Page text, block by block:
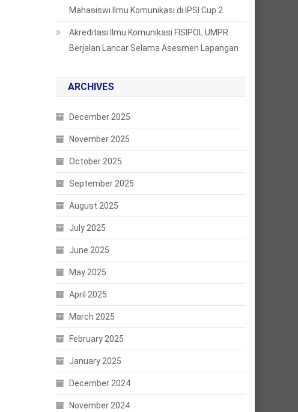
Mahasiswi Ilmu Komunikasi di IPSI Cup 2
Akreditasi Ilmu Komunikasi FISIPOL UMPR
Berjalan Lancar Selama Asesmen Lapangan
ARCHIVES
December 2025
November 2025
October 2025
September 2025
August 2025
July 2025
June 2025
May 2025
April 2025
March 2025
February 2025
January 2025
December 2024
November 2024